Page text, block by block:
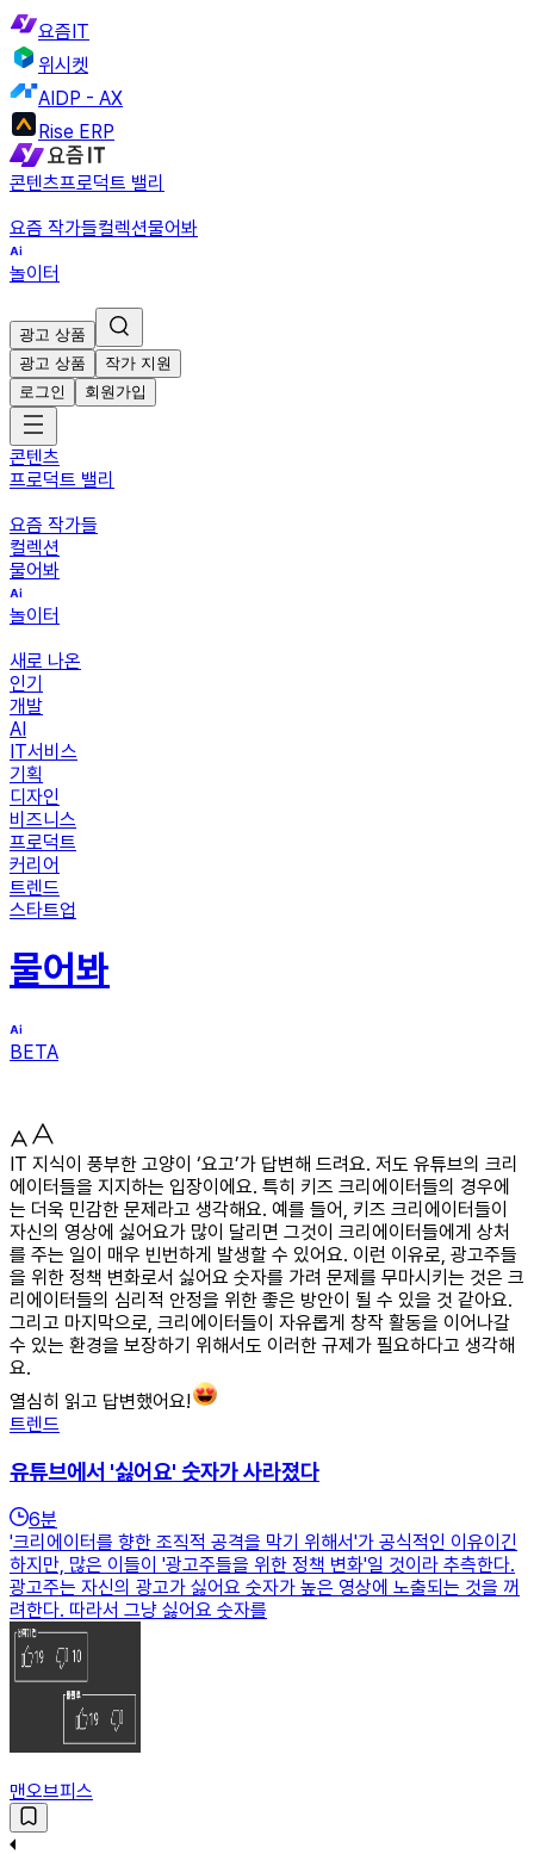
요즘IT
위시켓
AIDP - AX
Rise ERP
콘텐츠프로덕트 밸리
요즘 작가들컬렉션물어봐
놀이터
광고 상품
광고 상품
작가 지원
로그인
회원가입
콘텐츠
프로덕트 밸리
요즘 작가들
컬렉션
물어봐
놀이터
새로 나온
인기
개발
AI
IT서비스
기획
디자인
비즈니스
프로덕트
커리어
트렌드
스타트업
물어봐
BETA
IT 지식이 풍부한 고양이 ‘요고’가 답변해 드려요. 저도 유튜브의 크리
에이터들을 지지하는 입장이에요. 특히 키즈 크리에이터들의 경우에
는 더욱 민감한 문제라고 생각해요. 예를 들어, 키즈 크리에이터들이
자신의 영상에 싫어요가 많이 달리면 그것이 크리에이터들에게 상처
를 주는 일이 매우 빈번하게 발생할 수 있어요. 이런 이유로, 광고주들
을 위한 정책 변화로서 싫어요 숫자를 가려 문제를 무마시키는 것은 크
리에이터들의 심리적 안정을 위한 좋은 방안이 될 수 있을 것 같아요.
그리고 마지막으로, 크리에이터들이 자유롭게 창작 활동을 이어나갈
수 있는 환경을 보장하기 위해서도 이러한 규제가 필요하다고 생각해
요.
열심히 읽고 답변했어요!
트렌드
유튜브에서 '싫어요' 숫자가 사라졌다
6분
'크리에이터를 향한 조직적 공격을 막기 위해서'가 공식적인 이유이긴
하지만, 많은 이들이 '광고주들을 위한 정책 변화'일 것이라 추측한다.
광고주는 자신의 광고가 싫어요 숫자가 높은 영상에 노출되는 것을 꺼
려한다. 따라서 그냥 싫어요 숫자를
맨오브피스